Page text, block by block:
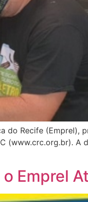
do Recife (Emprel),
(www.crc.org.br). A
Emprel